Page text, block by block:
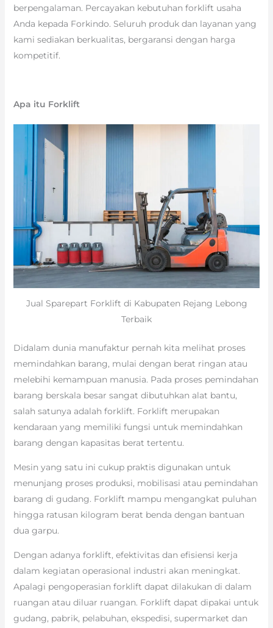
berpengalaman. Percayakan kebutuhan forklift usaha
Anda kepada Forkindo. Seluruh produk dan layanan yang
kami sediakan berkualitas, bergaransi dengan harga
kompetitif.
Apa itu Forklift
Jual Sparepart Forklift di Kabupaten Rejang Lebong
Terbaik
Didalam dunia manufaktur pernah kita melihat proses
memindahkan barang, mulai dengan berat ringan atau
melebihi kemampuan manusia. Pada proses pemindahan
barang berskala besar sangat dibutuhkan alat bantu,
salah satunya adalah forklift. Forklift merupakan
kendaraan yang memiliki fungsi untuk memindahkan
barang dengan kapasitas berat tertentu.
Mesin yang satu ini cukup praktis digunakan untuk
menunjang proses produksi, mobilisasi atau pemindahan
barang di gudang. Forklift mampu mengangkat puluhan
hingga ratusan kilogram berat benda dengan bantuan
dua garpu.
Dengan adanya forklift, efektivitas dan efisiensi kerja
dalam kegiatan operasional industri akan meningkat.
Apalagi pengoperasian forklift dapat dilakukan di dalam
ruangan atau diluar ruangan. Forklift dapat dipakai untuk
gudang, pabrik, pelabuhan, ekspedisi, supermarket dan